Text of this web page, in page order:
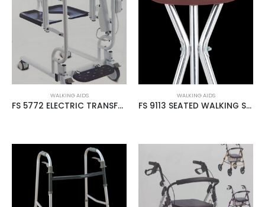
WALKING AIDS
FS 5772 ELECTRIC TRANSFER CHAIR
WALKING AIDS
FS 9113 SEATED WALKING STICK